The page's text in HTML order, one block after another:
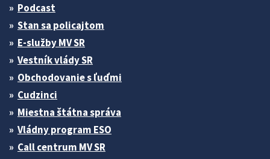
Podcast
Stan sa policajtom
E-služby MV SR
Vestník vlády SR
Obchodovanie s ľuďmi
Cudzinci
Miestna štátna správa
Vládny program ESO
Call centrum MV SR